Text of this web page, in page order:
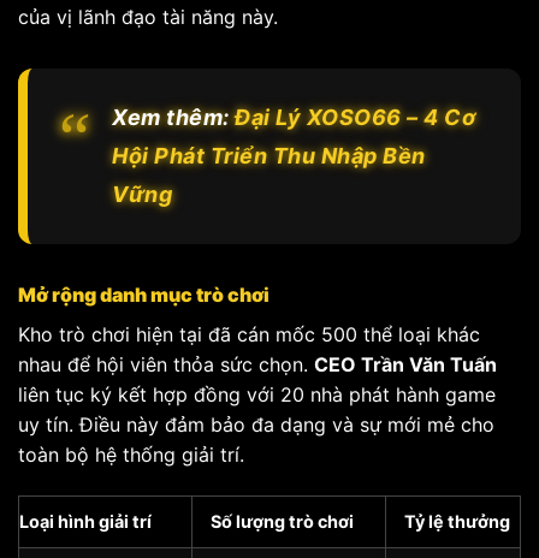
của vị lãnh đạo tài năng này.
Xem thêm:Đại Lý XOSO66 – 4 Cơ
Hội Phát Triển Thu Nhập Bền
Vững
Mở rộng danh mục trò chơi
Kho trò chơi hiện tại đã cán mốc 500 thể loại khác
nhau để hội viên thỏa sức chọn. CEO Trần Văn Tuấn
liên tục ký kết hợp đồng với 20 nhà phát hành game
uy tín. Điều này đảm bảo đa dạng và sự mới mẻ cho
toàn bộ hệ thống giải trí.
Loại hình giải trí Số lượng trò chơi Tỷ lệ thưởng